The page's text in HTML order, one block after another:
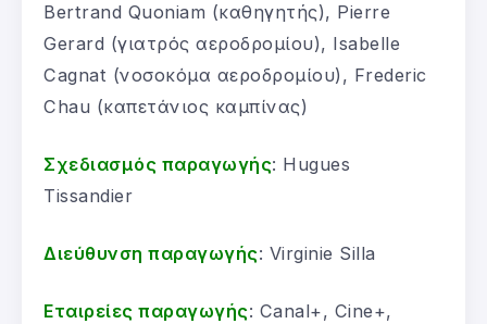
Bertrand Quoniam (καθηγητής), Pierre
Gerard (γιατρός αεροδρομίου), Isabelle
Cagnat (νοσοκόμα αεροδρομίου), Frederic
Chau (καπετάνιος καμπίνας)
Σχεδιασμός παραγωγής: Hugues
Tissandier
Διεύθυνση παραγωγής: Virginie Silla
Εταιρείες παραγωγής: Canal+, Cine+,